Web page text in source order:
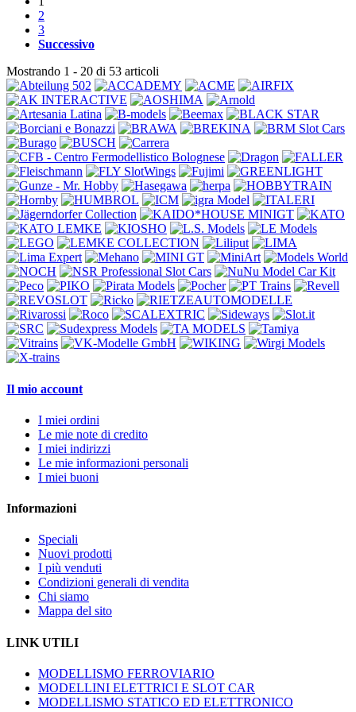
2
3
Successivo
Mostrando 1 - 20 di 53 articoli
Il mio account
I miei ordini
Le mie note di credito
I miei indirizzi
Le mie informazioni personali
I miei buoni
Informazioni
Speciali
Nuovi prodotti
I più venduti
Condizioni generali di vendita
Chi siamo
Mappa del sito
LINK UTILI
MODELLISMO FERROVIARIO
MODELLINI ELETTRICI E SLOT CAR
MODELLISMO STATICO ED ELETTRONICO